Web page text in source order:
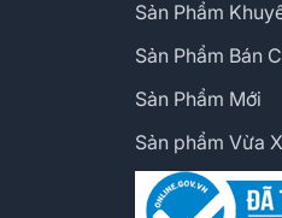
Sản Phẩm
Sản Phẩm Bán
Sản Phẩm Mới
Sản phẩm Vừa